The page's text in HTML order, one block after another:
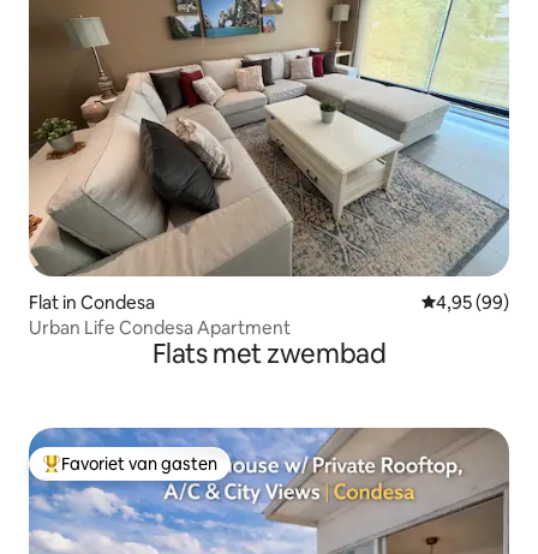
Flat in Condesa Gemiddelde
4,95 (99)
Urban Life Condesa Apartment
Flats met zwembad
Topfavoriet van gasten
Favoriet van gasten